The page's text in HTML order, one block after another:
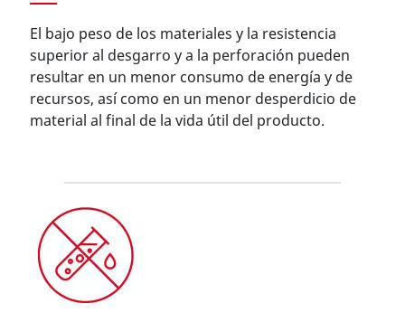
El bajo peso de los materiales y la resistencia
superior al desgarro y a la perforación pueden
resultar en un menor consumo de energía y de
recursos, así como en un menor desperdicio de
material al final de la vida útil del producto.